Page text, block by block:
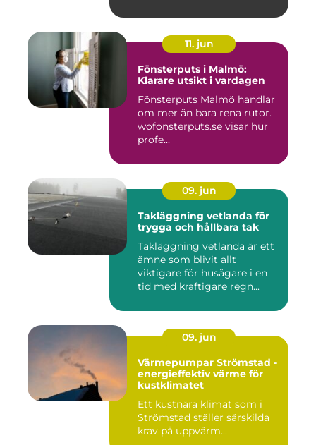
11. jun
Fönsterputs i Malmö:
Klarare utsikt i vardagen
Fönsterputs Malmö handlar
om mer än bara rena rutor.
wofonsterputs.se visar hur
profe...
09. jun
Takläggning vetlanda för
trygga och hållbara tak
Takläggning vetlanda är ett
ämne som blivit allt
viktigare för husägare i en
tid med kraftigare regn...
09. jun
Värmepumpar Strömstad -
energieffektiv värme för
kustklimatet
Ett kustnära klimat som i
Strömstad ställer särskilda
krav på uppvärm...